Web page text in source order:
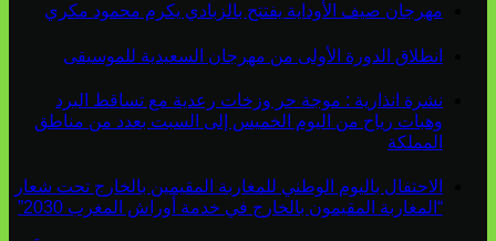
مهرجان صيف الأوداية يفتتح بالزبادي يكرم محمود مكري
انطلاق الدورة الأولى من مهرجان السعيدية للموسيقى
نشرة انذارية : موجة حر وزخات رعدية مع تساقط البرد
وهبات رياح من اليوم الخميس إلى السبت بعدد من مناطق
المملكة
الاحتفال باليوم الوطني للمغاربة المقيمين بالخارج تحت شعار
“المغاربة المقيمون بالخارج في خدمة أوراش المغرب 2030”